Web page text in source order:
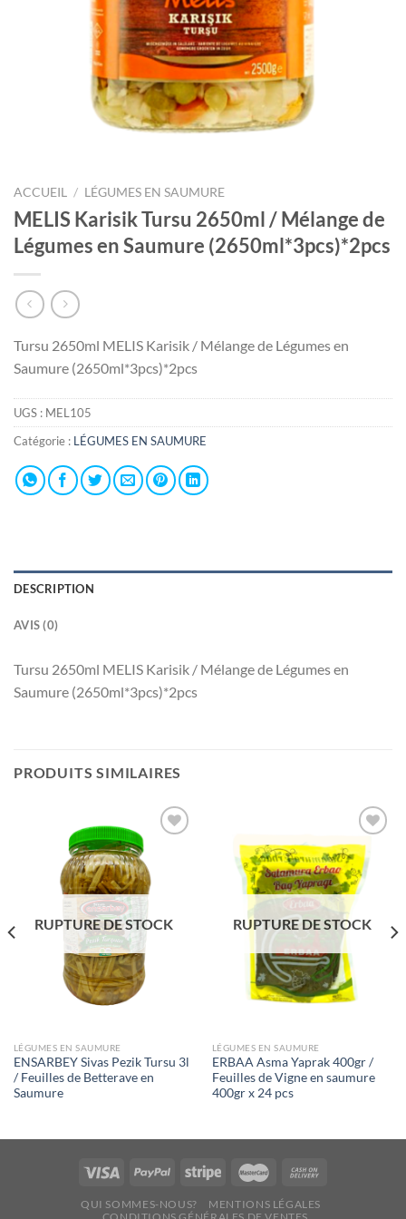
ACCUEIL / LÉGUMES EN SAUMURE
MELIS Karisik Tursu 2650ml / Mélange de
Légumes en Saumure (2650ml*3pcs)*2pcs
Tursu 2650ml MELIS Karisik / Mélange de Légumes en
Saumure (2650ml*3pcs)*2pcs
UGS : MEL105
Catégorie : LÉGUMES EN SAUMURE
DESCRIPTION
AVIS (0)
Tursu 2650ml MELIS Karisik / Mélange de Légumes en
Saumure (2650ml*3pcs)*2pcs
PRODUITS SIMILAIRES
souhaits
RUPTURE DE STOCK
LÉGUMES EN SAUMURE
ENSARBEY Sivas Pezik Tursu 3l
/ Feuilles de Betterave en
Saumure
Ajouter
à la liste
de
souhaits
RUPTURE DE STOCK
LÉGUMES EN SAUMURE
ERBAA Asma Yaprak 400gr /
Feuilles de Vigne en saumure
400gr x 24 pcs
QUI SOMMES-NOUS?
MENTIONS LÉGALES